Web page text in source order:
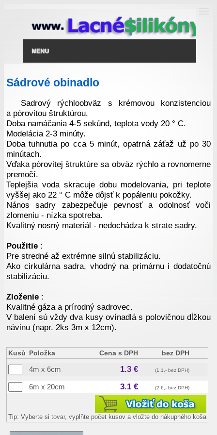
MENU
Sádrové obinadlo
Sadrový rýchloobväz s krémovou konzistenciou
a pórovitou štruktúrou.
Doba namáčania 4-5 sekúnd, teplota vody 20 ° C.
Modelácia 2-3 minúty.
Doba tuhnutia po cca 5 minút, opatrná záťaž už po 30
minútach.
Vďaka pórovitej štruktúre sa obväz rýchlo a rovnomerne
premočí.
Teplejšia voda skracuje dobu modelovania, pri teplote
vyššej ako 22 ° C môže dôjsť k popáleniu pokožky.
Nános sadry zabezpečuje pevnosť a odolnosť voči
zlomeniu - nízka spotreba.
Kvalitný nosný materiál - nedochádza k strate sadry.
Použitie :
Pre stredné až extrémne silnú stabilizáciu.
Ako cirkulárna sadra, vhodný na primárnu i dodatočnú
stabilizáciu.
Zloženie :
Kvalitné gáza a prírodný sadrovec.
V balení sú vždy dva kusy ovínadlá s polovičnou dĺžkou
návinu (napr. 2ks 3m x 12cm).
Kusů Položka Cena s DPH bez DPH
4m x 6cm 1.3 € (1.1,- bez DPH)
6m x 20cm 3.1 € (2.6,- bez DPH)
Tip: Vyberte si tovar, vyplňte počet kusov a vložte do nákupného koša